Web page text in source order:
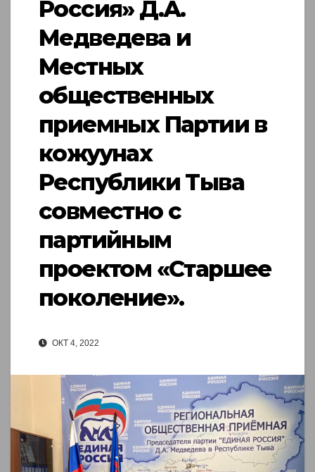
Россия» Д.А.
Медведева и
Местных
общественных
приемных Партии в
кожуунах
Республики Тыва
совместно с
партийным
проектом «Старшее
поколение».
ОКТ 4, 2022